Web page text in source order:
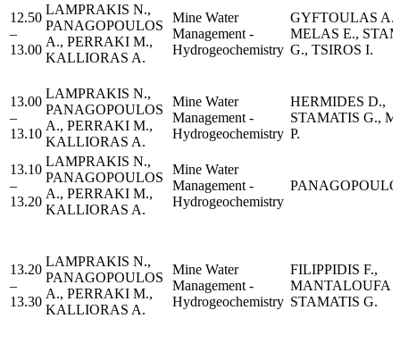
12.50
–
13.00
LAMPRAKIS N.,
PANAGOPOULOS
A., PERRAKI M.,
KALLIORAS A.
Μine Water
Management -
Hydrogeochemistry
GYFTOULAS A.,
MELAS E.,
G., TSIROS I.
13.00
–
13.10
LAMPRAKIS N.,
PANAGOPOULOS
A., PERRAKI M.,
KALLIORAS A.
Μine Water
Management -
Hydrogeochemistry
HERMIDES D.,
STAMATIS G.,
P.
13.10
–
13.20
LAMPRAKIS N.,
PANAGOPOULOS
A., PERRAKI M.,
KALLIORAS A.
Μine Water
Management -
Hydrogeochemistry
13.20
–
13.30
LAMPRAKIS N.,
PANAGOPOULOS
A., PERRAKI M.,
KALLIORAS A.
Μine Water
Management -
Hydrogeochemistry
FILIPPIDIS F.,
MANTALOUFA
STAMATIS G.